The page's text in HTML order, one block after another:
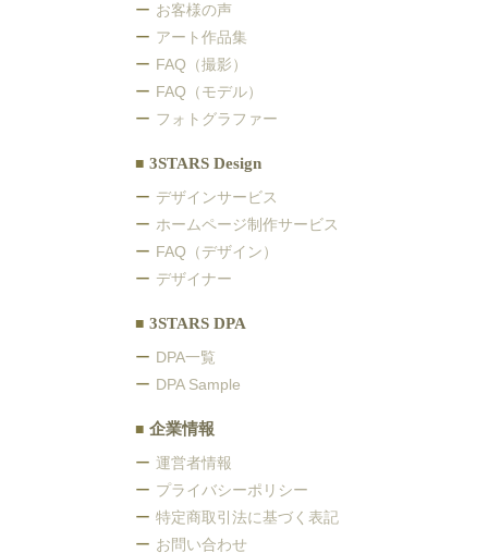
お客様の声
アート作品集
FAQ（撮影）
FAQ（モデル）
フォトグラファー
3STARS Design
デザインサービス
ホームページ制作サービス
FAQ（デザイン）
デザイナー
3STARS DPA
DPA一覧
DPA Sample
企業情報
運営者情報
プライバシーポリシー
特定商取引法に基づく表記
お問い合わせ